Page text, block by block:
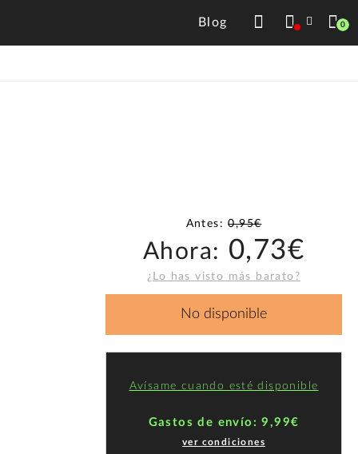
Blog 0
Antes:0,95€
Ahora: 0,73€
¿Lo has visto más barato?
No disponible
Avísame cuando esté disponible
Gastos de envío: 9,99€
ver condiciones